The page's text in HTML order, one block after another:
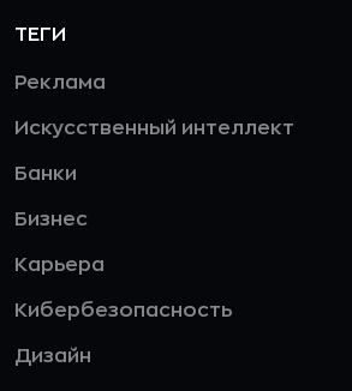
ТЕГИ
Реклама
Искусственный интеллект
Банки
Бизнес
Карьера
Кибербезопасность
Дизайн